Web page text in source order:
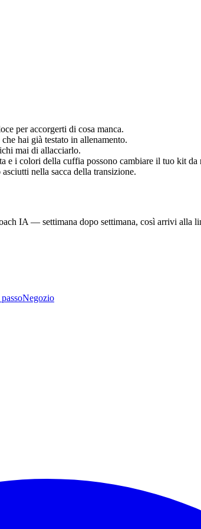
per accorgerti di cosa manca.
hai già testato in allenamento.
mai di allacciarlo.
e i colori della cuffia possono cambiare il tuo kit da
nella sacca della transizione.
IA — settimana dopo settimana, così arrivi alla
Negozio